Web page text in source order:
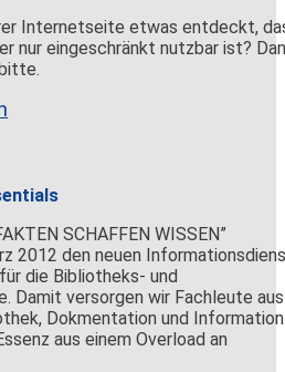
Internetseite etwas entdeckt,
nur eingeschränkt nutzbar ist?
SCHAFFEN WISSEN”
2012 den neuen
die Bibliotheks- und
Damit versorgen wir Fachleute aus
Dokmentation und Information
aus einem Overload an